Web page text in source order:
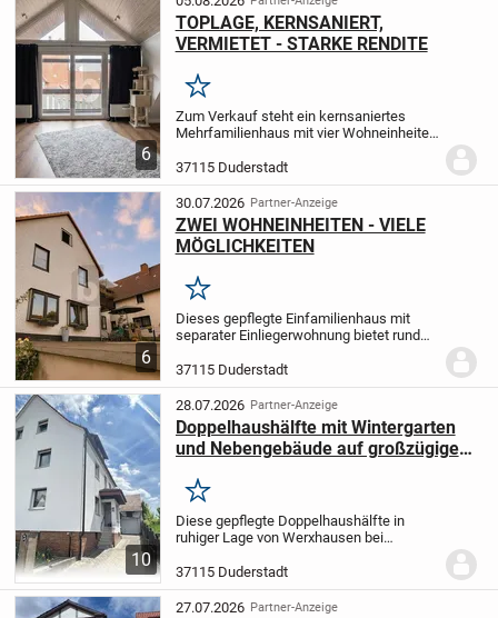
6
TOPLAGE, KERNSANIERT,
VERMIETET - STARKE RENDITE
Merken
Zum Verkauf steht ein kernsaniertes
Mehrfamilienhaus mit vier Wohneinheiten
Immobilie ist vollständig und langfristig
vermietet und eignet sich ideal als
solide...
37115 Duderstadt
6
30.07.2026 Partner-Anzeige
ZWEI WOHNEINHEITEN - VIELE
MÖGLICHKEITEN
Merken
Dieses gepflegte Einfamilienhaus mit
separater Einliegerwohnung bietet rund
- ideal für Familien,
Mehrgenerationenwohnen oder zur
Vermietung. Zwischen 2021 und...
37115 Duderstadt
10
28.07.2026 Partner-Anzeige
Doppelhaushälfte mit Wintergarten
und Nebengebäude auf großzügigem
Merken
Diese gepflegte Doppelhaushälfte in
ruhiger Lage von Werxhausen bei
großzügigen Garten sowie zahlreiche
Nutzungsmöglichkeiten für Familie,
Hobby und...
37115 Duderstadt
27.07.2026 Partner-Anzeige